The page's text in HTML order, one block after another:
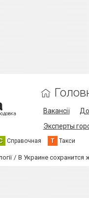
Вакансії
Эксперты
Справочная Т Такси
В Украине сохранится